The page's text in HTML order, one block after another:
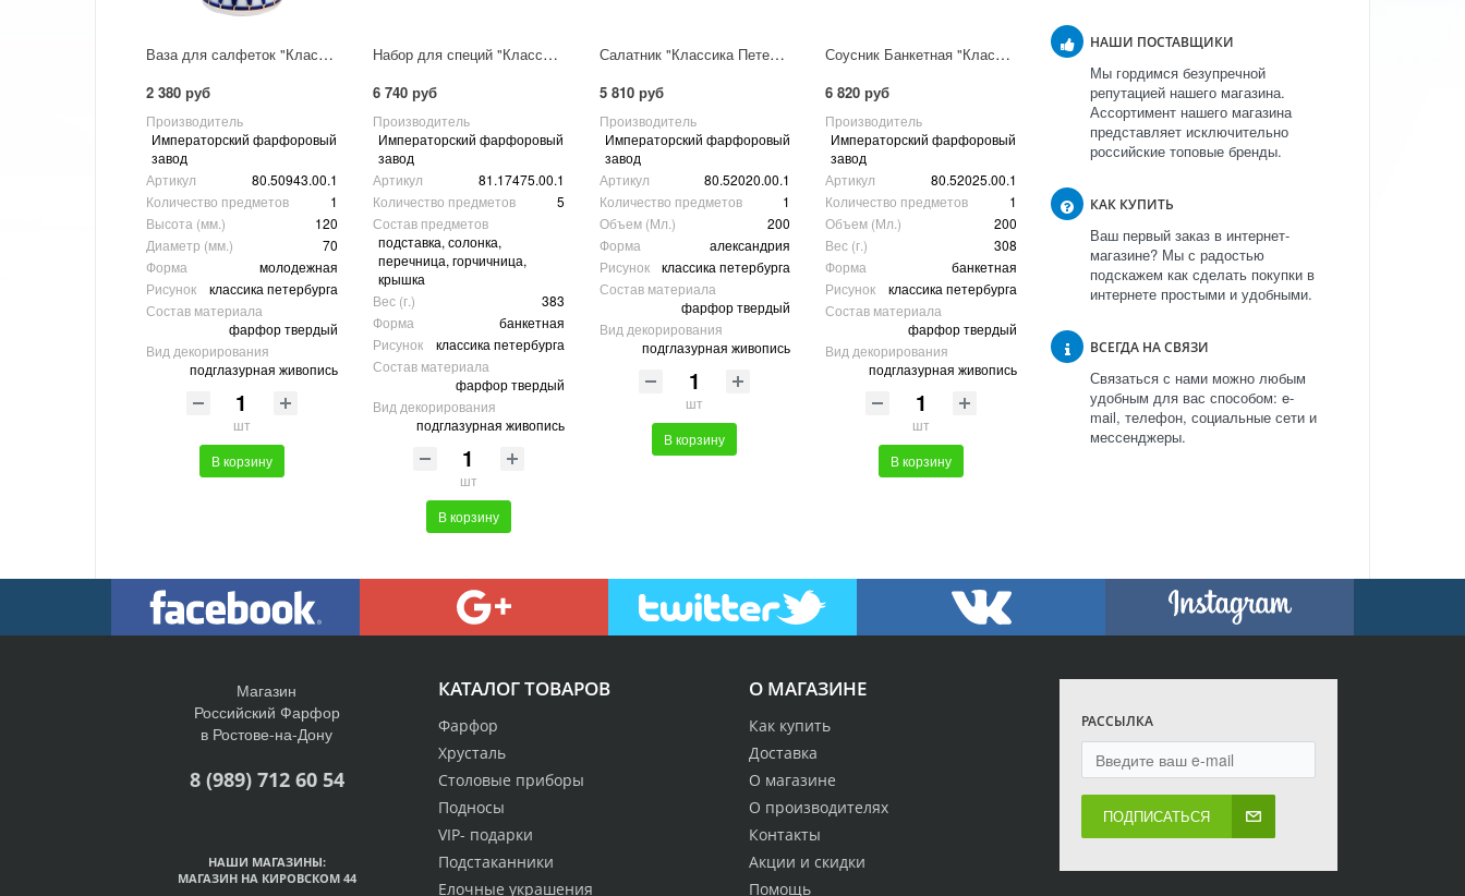
Ваза для салфеток "Классика Петербурга"
2 380 руб
Производитель
Императорский фарфоровый
завод
Артикул
80.50943.00.1
Количество предметов
1
Высота (мм.)
120
Диаметр (мм.)
70
Форма
молодежная
Рисунок
классика петербурга
Состав материала
фарфор твердый
Вид декорирования
подглазурная живопись
шт
В корзину
Набор для специй "Классика Петербурга"
6 740 руб
Производитель
Императорский фарфоровый
завод
Артикул
81.17475.00.1
Количество предметов
5
Состав предметов
подставка, солонка,
перечница, горчичница,
крышка
Вес (г.)
383
Форма
банкетная
Рисунок
классика петербурга
Состав материала
фарфор твердый
Вид декорирования
подглазурная живопись
шт
В корзину
Салатник "Классика Петербурга"
5 810 руб
Производитель
Императорский фарфоровый
завод
Артикул
80.52020.00.1
Количество предметов
1
Объем (Мл.)
200
Форма
александрия
Рисунок
классика петербурга
Состав материала
фарфор твердый
Вид декорирования
подглазурная живопись
шт
В корзину
Соусник Банкетная "Классика Петербурга"
6 820 руб
Производитель
Императорский фарфоровый
завод
Артикул
80.52025.00.1
Количество предметов
1
Объем (Мл.)
200
Вес (г.)
308
Форма
банкетная
Рисунок
классика петербурга
Состав материала
фарфор твердый
Вид декорирования
подглазурная живопись
шт
В корзину
НАШИ ПОСТАВЩИКИ
Мы гордимся безупречной
репутацией нашего магазина.
Ассортимент нашего магазина
представляет исключительно
российские топовые бренды.
КАК КУПИТЬ
Ваш первый заказ в интернет-
магазине? Мы с радостью
подскажем как сделать покупки в
интернете простыми и удобными.
ВСЕГДА НА СВЯЗИ
Связаться с нами можно любым
удобным для вас способом: e-
mail, телефон, социальные сети и
мессенджеры.
О МАГАЗИНЕ
Как купить
Доставка
О магазине
О производителях
Контакты
Акции и скидки
Помощь
КАТАЛОГ ТОВАРОВ
Фарфор
Хрусталь
Столовые приборы
Подносы
VIP- подарки
Подстаканники
Елочные украшения
РАССЫЛКА
ПОДПИСАТЬСЯ
Магазин
Российский Фарфор
в Ростове-на-Дону
8 (989) 712 60 54
НАШИ МАГАЗИНЫ:
МАГАЗИН НА КИРОВСКОМ 44